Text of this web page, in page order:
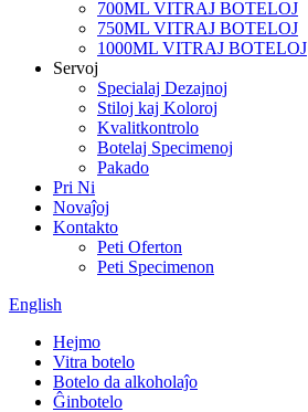
700ML VITRAJ BOTELOJ
750ML VITRAJ BOTELOJ
1000ML VITRAJ BOTELOJ
Servoj
Specialaj Dezajnoj
Stiloj kaj Koloroj
Kvalitkontrolo
Botelaj Specimenoj
Pakado
Pri Ni
Novaĵoj
Kontakto
Peti Oferton
Peti Specimenon
English
Hejmo
Vitra botelo
Botelo da alkoholaĵo
Ĝinbotelo